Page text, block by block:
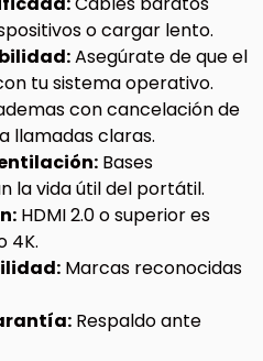
o cargar lento.
Asegúrate de que el
tu sistema operativo.
con cancelación de
llamadas claras.
Bases
la vida útil del portátil.
HDMI 2.0 o superior es
4K.
Marcas reconocidas
Respaldo ante